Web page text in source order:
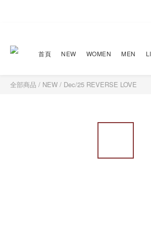
首頁 NEW WOMEN MEN
全部商品 / NEW / Dec/25 REVERSE LOVE